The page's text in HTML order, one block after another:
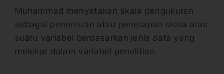
Muhammad menyatakan skala pengukuran
sebagai penentuan atau penetapan skala atas
suatu variabel berdasarkan jenis data yang
melekat dalam variabel penelitian.